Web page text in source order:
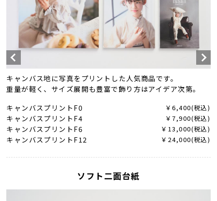
キャンバス地に写真をプリントした人気商品です。
重量が軽く、サイズ展開も豊富で飾り方はアイデア次第。
キャンバスプリントF0 ￥6,400(税込)
キャンバスプリントF4 ￥7,900(税込)
キャンバスプリントF6 ￥13,000(税込)
キャンバスプリントF12 ￥24,000(税込)
ソフト二面台紙